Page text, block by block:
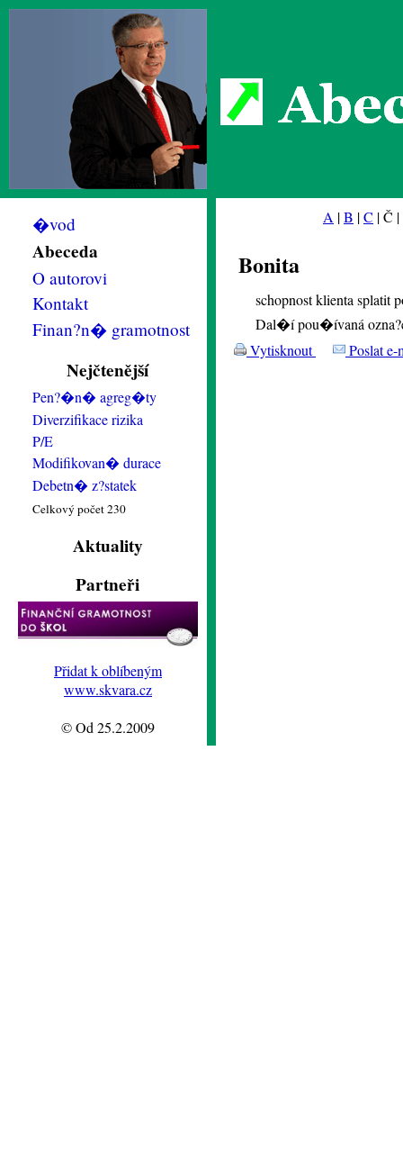
�vod
Abeceda
O autorovi
Kontakt
Finan?n� gramotnost
Nejčtenější
Pen?�n� agreg�ty
Diverzifikace rizika
P/E
Modifikovan� durace
Debetn� z?statek
Celkový počet 230
Aktuality
Partneři
Přidat k oblíbeným
www.skvara.cz
© Od 25.2.2009
A |B |C | Č |
Bonita
schopnost klienta splatit
Dal�í pou�ívaná
Vytisknout
Poslat e-